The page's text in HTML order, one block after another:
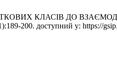
КЛАСІВ ДО
200. доступний у: https://